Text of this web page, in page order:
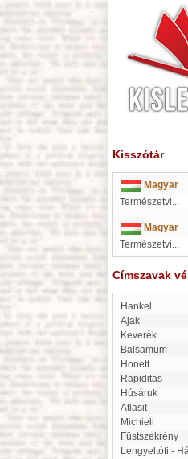
Kisszótár
Magyar
Természetvi...
Magyar
Természetvi...
Címszavak
Hankel
Ajak
Keverék
Balsamum
honett
Rapiditas
Húsáruk
Atlasit
Michieli
Füstszekrény
Lengyeltóti -